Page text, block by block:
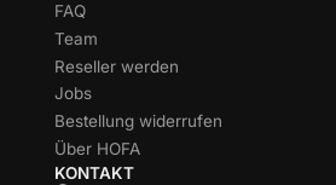
FAQ
Team
Reseller werden
Jobs
Bestellung widerrufen
Über HOFA
KONTAKT